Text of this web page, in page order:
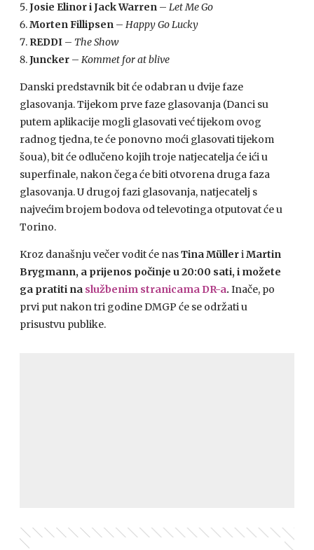
Josie Elinor i Jack Warren – Let Me Go
Morten Fillipsen – Happy Go Lucky
REDDI – The Show
Juncker – Kommet for at blive
Danski predstavnik bit će odabran u dvije faze
glasovanja. Tijekom prve faze glasovanja (Danci su
putem aplikacije mogli glasovati već tijekom ovog
radnog tjedna, te će ponovno moći glasovati tijekom
šoua), bit će odlučeno kojih troje natjecatelja će ići u
superfinale, nakon čega će biti otvorena druga faza
glasovanja. U drugoj fazi glasovanja, natjecatelj s
najvećim brojem bodova od televotinga otputovat će u
Torino.
Kroz današnju večer vodit će nasTina MülleriMartin
Brygmann, a prijenos počinje u 20:00 sati, i možete
ga pratiti na službenim stranicama DR-a. Inače, po
prvi put nakon tri godine DMGP će se održati u
prisustvu publike.